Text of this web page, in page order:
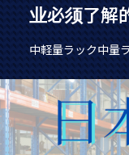
业必须了解
中軽量ラック中量